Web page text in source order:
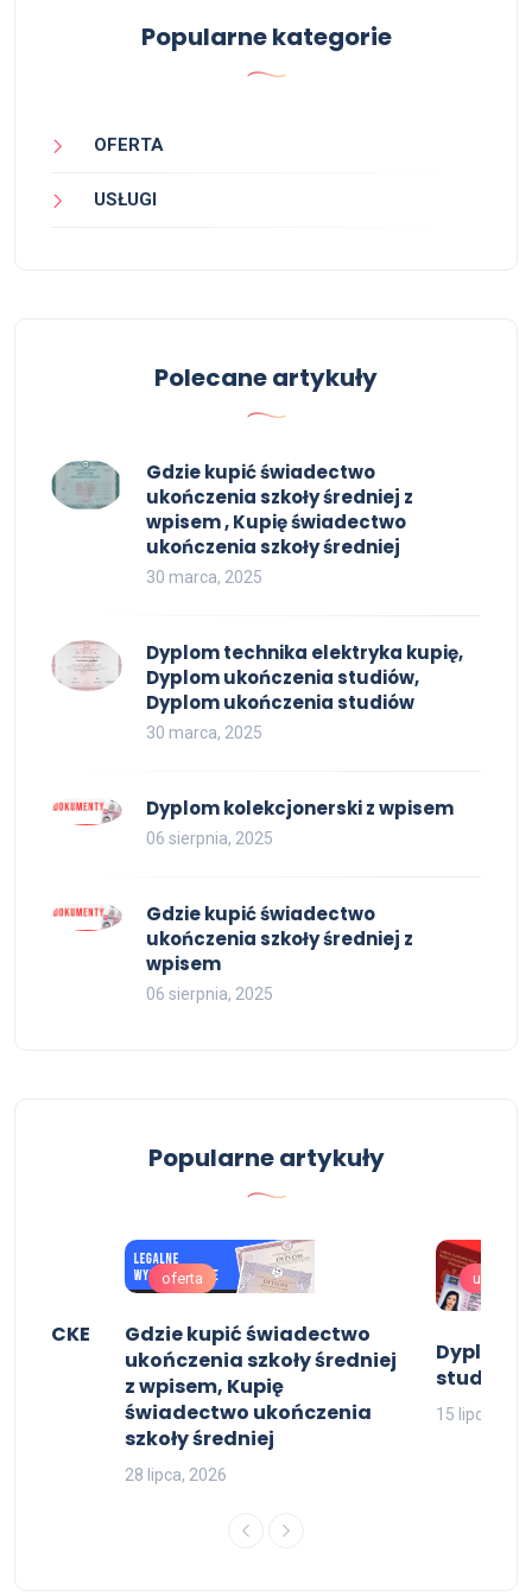
Popularne kategorie
OFERTA
USŁUGI
Polecane artykuły
Gdzie kupić świadectwo
ukończenia szkoły średniej z
wpisem , Kupię świadectwo
ukończenia szkoły średniej
30 marca, 2025
Dyplom technika elektryka kupię,
Dyplom ukończenia studiów,
Dyplom ukończenia studiów
30 marca, 2025
Dyplom kolekcjonerski z wpisem
06 sierpnia, 2025
Gdzie kupić świadectwo
ukończenia szkoły średniej z
wpisem
06 sierpnia, 2025
Popularne artykuły
CKE
oferta
Gdzie kupić świadectwo
ukończenia szkoły średniej
z wpisem, Kupię
świadectwo ukończenia
szkoły średniej
28 lipca, 2026
uslugi
Dyplom
studiów
15 lipca,